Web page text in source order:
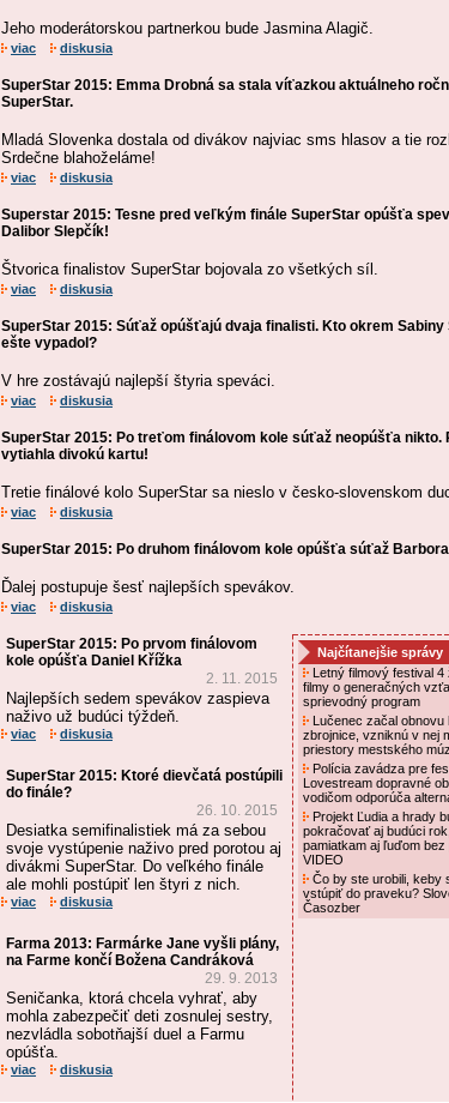
Jeho moderátorskou partnerkou bude Jasmina Alagič.
viac diskusia
SuperStar 2015: Emma Drobná sa stala víťazkou aktuálneho
SuperStar.
Mladá Slovenka dostala od divákov najviac sms hlasov a tie
Srdečne blahoželáme!
viac diskusia
Superstar 2015: Tesne pred veľkým finále SuperStar opúšťa
Dalibor Slepčík!
Štvorica finalistov SuperStar bojovala zo všetkých síl.
viac diskusia
SuperStar 2015: Súťaž opúšťajú dvaja finalisti. Kto okrem Sabiny
ešte vypadol?
V hre zostávajú najlepší štyria speváci.
viac diskusia
SuperStar 2015: Po treťom finálovom kole súťaž neopúšťa nikto.
vytiahla divokú kartu!
Tretie finálové kolo SuperStar sa nieslo v česko-slovenskom
viac diskusia
SuperStar 2015: Po druhom finálovom kole opúšťa súťaž
Ďalej postupuje šesť najlepších spevákov.
viac diskusia
SuperStar 2015: Po prvom finálovom
kole opúšťa Daniel Křížka
2. 11. 2015
Najlepších sedem spevákov zaspieva
naživo už budúci týždeň.
viac diskusia
SuperStar 2015: Ktoré dievčatá postúpili
do finále?
26. 10. 2015
Desiatka semifinalistiek má za sebou
svoje vystúpenie naživo pred porotou aj
divákmi SuperStar. Do veľkého finále
ale mohli postúpiť len štyri z nich.
viac diskusia
Farma 2013: Farmárke Jane vyšli plány,
na Farme končí Božena Candráková
29. 9. 2013
Seničanka, ktorá chcela vyhrať, aby
mohla zabezpečiť deti zosnulej sestry,
nezvládla sobotňajší duel a Farmu
opúšťa.
viac diskusia
Najčítanejšie správy
Letný filmový festival 4
filmy o generačných
sprievodný program
Lučenec začal obnovu
zbrojnice, vzniknú v nej
priestory mestského
Polícia zavádza pre
Lovestream dopravné
vodičom odporúča
Projekt Ľudia a hrady
pokračovať aj budúci
pamiatkam aj ľuďom bez
VIDEO
Čo by ste urobili, keby
vstúpiť do praveku?
Časozber